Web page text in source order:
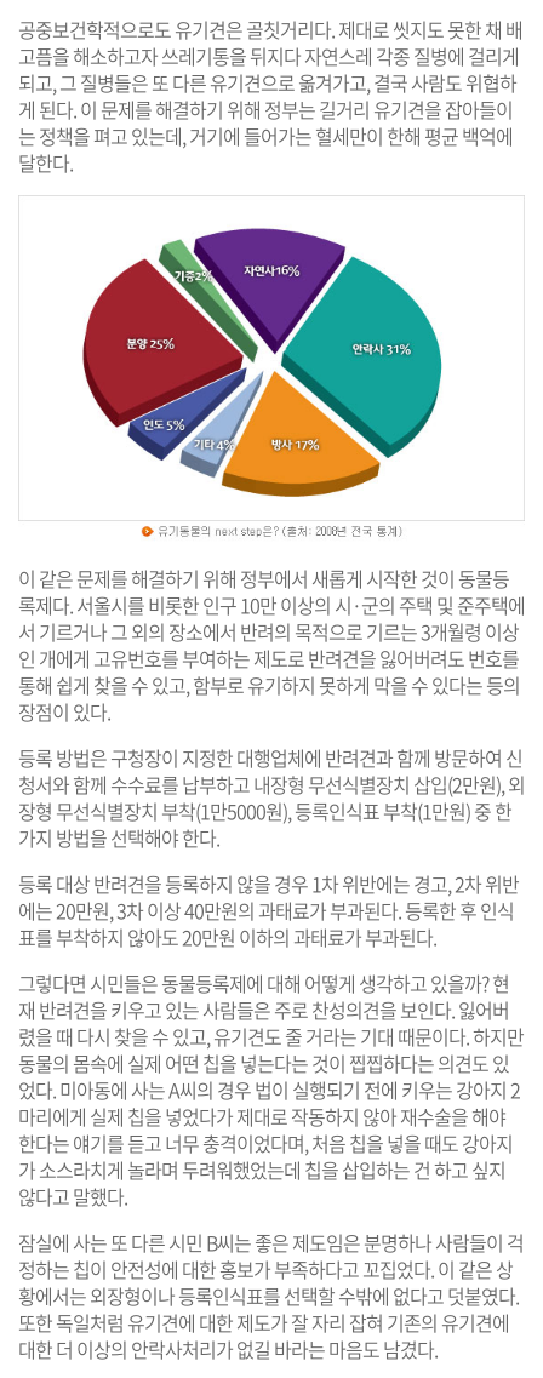
공중보건학적으로도 유기견은 골칫거리다. 제대로 씻지도 못한 채 배
고픔을 해소하고자 쓰레기통을 뒤지다 자연스레 각종 질병에 걸리게
되고, 그 질병들은 또 다른 유기견으로 옮겨가고, 결국 사람도 위협하
게 된다. 이 문제를 해결하기 위해 정부는 길거리 유기견을 잡아들이
는 정책을 펴고 있는데, 거기에 들어가는 혈세만이 한해 평균 백억에
달한다.
이 같은 문제를 해결하기 위해 정부에서 새롭게 시작한 것이 동물등
록제다. 서울시를 비롯한 인구 10만 이상의 시·군의 주택 및 준주택에
서 기르거나 그 외의 장소에서 반려의 목적으로 기르는 3개월령 이상
인 개에게 고유번호를 부여하는 제도로 반려견을 잃어버려도 번호를
통해 쉽게 찾을 수 있고, 함부로 유기하지 못하게 막을 수 있다는 등의
장점이 있다.
등록 방법은 구청장이 지정한 대행업체에 반려견과 함께 방문하여 신
청서와 함께 수수료를 납부하고 내장형 무선식별장치 삽입(2만원), 외
장형 무선식별장치 부착(1만5000원), 등록인식표 부착(1만원) 중 한
가지 방법을 선택해야 한다.
등록 대상 반려견을 등록하지 않을 경우 1차 위반에는 경고, 2차 위반
에는 20만원, 3차 이상 40만원의 과태료가 부과된다. 등록한 후 인식
표를 부착하지 않아도 20만원 이하의 과태료가 부과된다.
그렇다면 시민들은 동물등록제에 대해 어떻게 생각하고 있을까? 현
재 반려견을 키우고 있는 사람들은 주로 찬성의견을 보인다. 잃어버
렸을 때 다시 찾을 수 있고, 유기견도 줄 거라는 기대 때문이다. 하지만
동물의 몸속에 실제 어떤 칩을 넣는다는 것이 찝찝하다는 의견도 있
었다. 미아동에 사는 A씨의 경우 법이 실행되기 전에 키우는 강아지 2
마리에게 실제 칩을 넣었다가 제대로 작동하지 않아 재수술을 해야
한다는 얘기를 듣고 너무 충격이었다며, 처음 칩을 넣을 때도 강아지
가 소스라치게 놀라며 두려워했었는데 칩을 삽입하는 건 하고 싶지
않다고 말했다.
잠실에 사는 또 다른 시민 B씨는 좋은 제도임은 분명하나 사람들이 걱
정하는 칩이 안전성에 대한 홍보가 부족하다고 꼬집었다. 이 같은 상
황에서는 외장형이나 등록인식표를 선택할 수밖에 없다고 덧붙였다.
또한 독일처럼 유기견에 대한 제도가 잘 자리 잡혀 기존의 유기견에
대한 더 이상의 안락사처리가 없길 바라는 마음도 남겼다.